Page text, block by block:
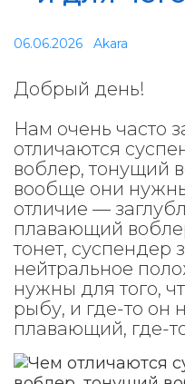
06.06.2026 Akara
Добрый день!
Нам очень часто
отличаются
воблер, тонущий
вообще они
отличие —
плавающий
тонет, суспендер
нейтральное
нужны для того,
рыбу, и где-то он
плавающий, где-